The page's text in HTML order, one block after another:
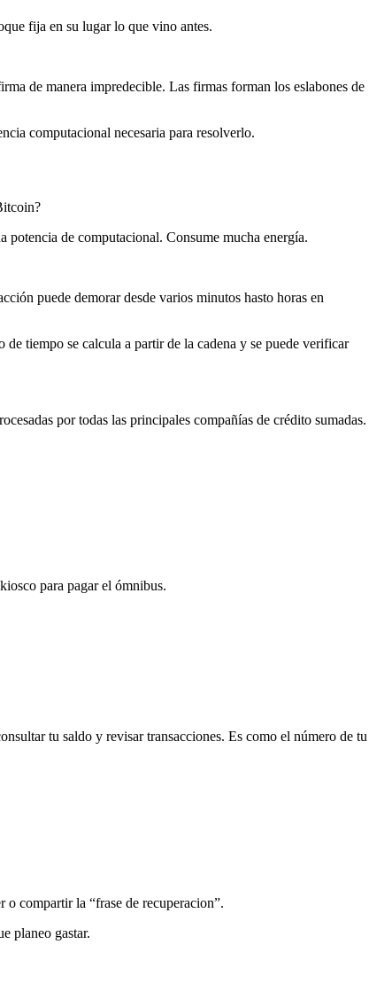
fija en su lugar lo que vino antes.
de manera impredecible. Las firmas forman los eslabones de
computacional necesaria para resolverlo.
de computacional. Consume mucha energía.
puede demorar desde varios minutos hasto horas en
tiempo se calcula a partir de la cadena y se puede verificar
por todas las principales compañías de crédito sumadas.
para pagar el ómnibus.
tu saldo y revisar transacciones. Es como el número de tu
compartir la “frase de recuperacion”.
planeo gastar.